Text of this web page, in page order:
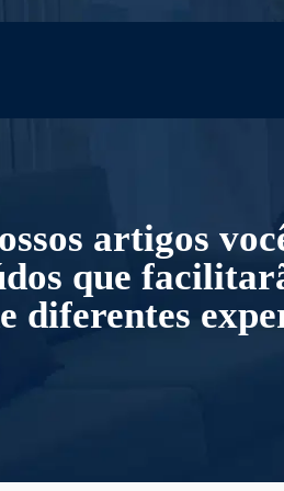
artigos
que
diferentes